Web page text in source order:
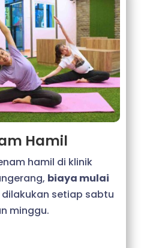
Hamil
hamil di klinik
biaya mulai
dilakukan setiap sabtu
minggu.